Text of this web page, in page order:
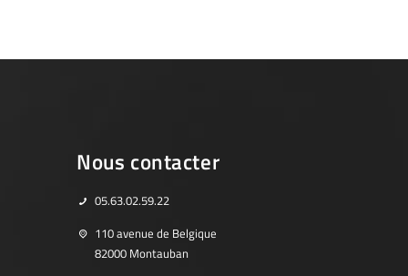
Nous contacter
05.63.02.59.22
110 avenue de Belgique
82000 Montauban